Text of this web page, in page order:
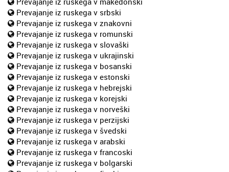
Prevajanje iz ruskega v srbski
Prevajanje iz ruskega v znakovni
Prevajanje iz ruskega v romunski
Prevajanje iz ruskega v slovaški
Prevajanje iz ruskega v ukrajinski
Prevajanje iz ruskega v bosanski
Prevajanje iz ruskega v estonski
Prevajanje iz ruskega v hebrejski
Prevajanje iz ruskega v korejski
Prevajanje iz ruskega v norveški
Prevajanje iz ruskega v perzijski
Prevajanje iz ruskega v švedski
Prevajanje iz ruskega v arabski
Prevajanje iz ruskega v francoski
Prevajanje iz ruskega v bolgarski